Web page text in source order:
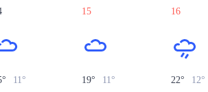
° 11°
15
19° 11°
16
22° 12°